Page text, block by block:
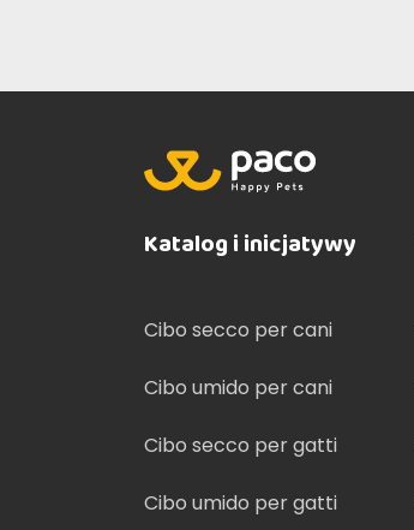
Katalog i inicjatywy
Cibo secco per cani
Cibo umido per cani
Cibo secco per gatti
Cibo umido per gatti